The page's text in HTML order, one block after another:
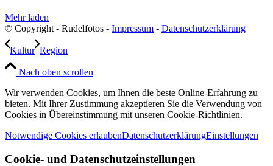
Mehr laden
© Copyright - Rudelfotos - Impressum - Datenschutzerklärung
Kultur Region
Nach oben scrollen
Wir verwenden Cookies, um Ihnen die beste Online-Erfahrung zu
bieten. Mit Ihrer Zustimmung akzeptieren Sie die Verwendung von
Cookies in Übereinstimmung mit unseren Cookie-Richtlinien.
Notwendige Cookies erlaubenDatenschutzerklärungEinstellungen
Cookie- und Datenschutzeinstellungen